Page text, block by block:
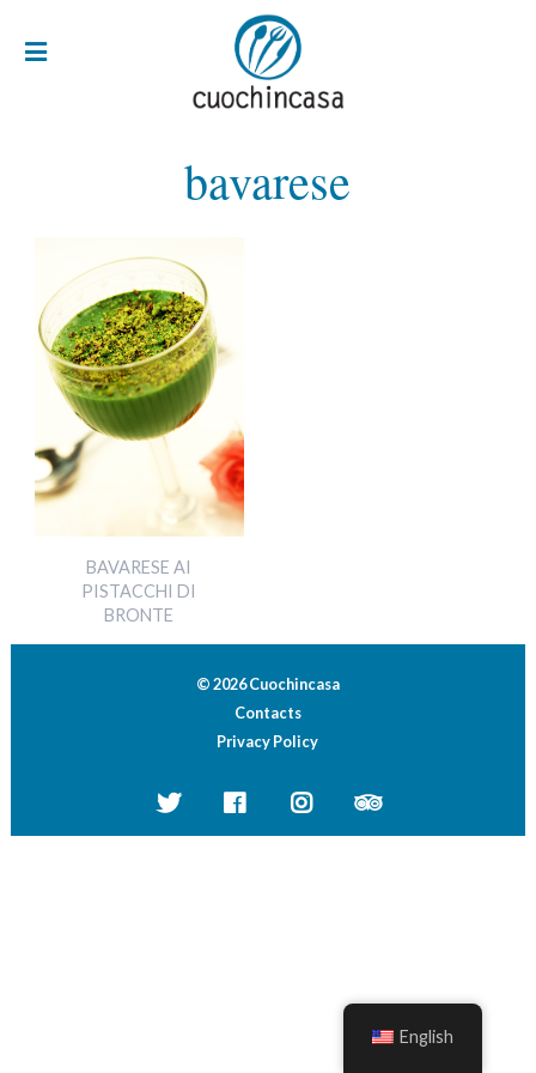
bavarese
BAVARESE AI
PISTACCHI DI
BRONTE
© 2026 Cuochincasa
Contacts
Privacy Policy
English